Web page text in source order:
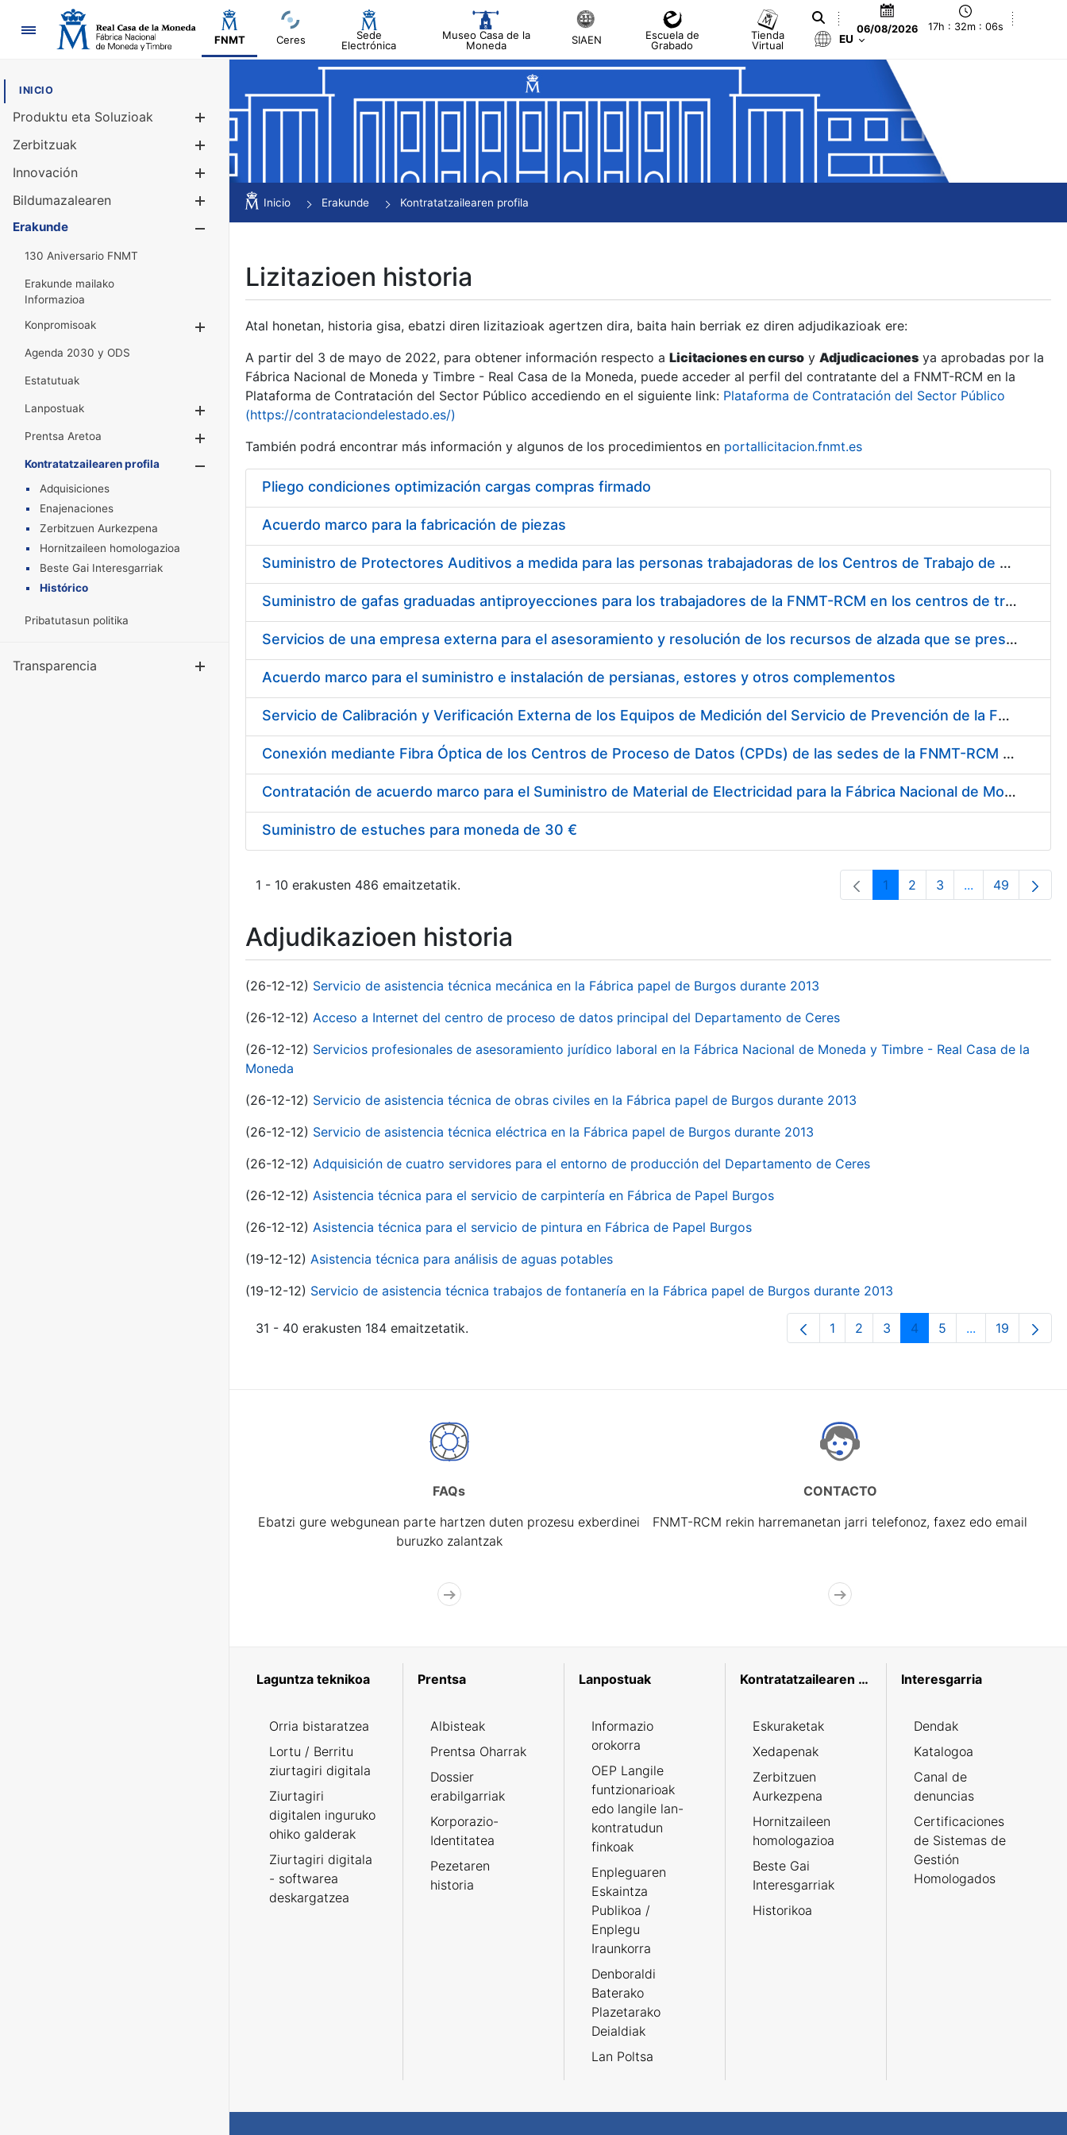
Nabigazioa
FNMT Ceres
Sede
Electrónica
Museo Casa de la
Moneda
SIAEN
Escuela de
Grabado
Tienda
Virtual
06/08/2026 17h : 32m : 07s
EU
INICIO
Produktu eta Soluzioak
Erakutsi/Ezkutatu
Zerbitzuak
Innovación
Bildumazalearen
Erakutsi/Ezkutatu
Erakunde
130 Aniversario FNMT
Erakunde mailako
Informazioa
Konpromisoak
Erakutsi/Ezkutatu
Agenda 2030 y ODS
Estatutuak
Lanpostuak
Erakutsi/Ezkutatu
Prentsa Aretoa
Erakutsi/Ezkutatu
Kontratatzailearen profila
Erakutsi/Ezkutatu
Adquisiciones
Enajenaciones
Zerbitzuen Aurkezpena
Hornitzaileen homologazioa
Beste Gai Interesgarriak
Histórico
Pribatutasun politika
Transparencia Erakutsi/Ezkutatu
Inicio Erakunde Kontratatzailearen profila
Lizitazioen historia
Atal honetan, historia gisa, ebatzi diren lizitazioak agertzen dira, baita hain berriak ez diren adjudikazioak ere:
A partir del 3 de mayo de 2022, para obtener información respecto a Licitaciones en curso y Adjudicaciones ya aprobadas por la
Fábrica Nacional de Moneda y Timbre - Real Casa de la Moneda, puede acceder al perfil del contratante del a FNMT-RCM en la
Plataforma de Contratación del Sector Público accediendo en el siguiente link: Plataforma de Contratación del Sector Público
(https://contrataciondelestado.es/)
También podrá encontrar más información y algunos de los procedimientos en portallicitacion.fnmt.es
Pliego condiciones optimización cargas compras firmado
Acuerdo marco para la fabricación de piezas
Suministro de Protectores Auditivos a medida para las personas trabajadoras de los Centros de Trabajo de Madrid y Burgos
Suministro de gafas graduadas antiproyecciones para los trabajadores de la FNMT-RCM en los centros de trabajo de Madrid y Burgos
Servicios de una empresa externa para el asesoramiento y resolución de los recursos de alzada que se presentan relacionados con procesos de selección para la FNMT-RCM
Acuerdo marco para el suministro e instalación de persianas, estores y otros complementos
Servicio de Calibración y Verificación Externa de los Equipos de Medición del Servicio de Prevención de la FNMT-RCM
Conexión mediante Fibra Óptica de los Centros de Proceso de Datos (CPDs) de las sedes de la FNMT-RCM de Burgos y Madrid
Contratación de acuerdo marco para el Suministro de Material de Electricidad para la Fábrica Nacional de Moneda y Timbre-Real Casa de la Moneda en su centro de trabajo de Burgos
Suministro de estuches para moneda de 30 €
1 - 10 erakusten 486 emaitzetatik. Orrialdea
1 Orrialdea
2 Orrialdea
3 ...Intermediate
Orrialdea
49
Adjudikazioen historia
(26-12-12) Servicio de asistencia técnica mecánica en la Fábrica papel de Burgos durante 2013
(26-12-12) Acceso a Internet del centro de proceso de datos principal del Departamento de Ceres
(26-12-12) Servicios profesionales de asesoramiento jurídico laboral en la Fábrica Nacional de Moneda y Timbre - Real Casa de la
Moneda
(26-12-12) Servicio de asistencia técnica de obras civiles en la Fábrica papel de Burgos durante 2013
(26-12-12) Servicio de asistencia técnica eléctrica en la Fábrica papel de Burgos durante 2013
(26-12-12) Adquisición de cuatro servidores para el entorno de producción del Departamento de Ceres
(26-12-12) Asistencia técnica para el servicio de carpintería en Fábrica de Papel Burgos
(26-12-12) Asistencia técnica para el servicio de pintura en Fábrica de Papel Burgos
(19-12-12) Asistencia técnica para análisis de aguas potables
(19-12-12) Servicio de asistencia técnica trabajos de fontanería en la Fábrica papel de Burgos durante 2013
31 - 40 erakusten 184 emaitzetatik. Orrialdea
1 Orrialdea
2 Orrialdea
3 Orrialdea
4 Orrialdea
5 ...Intermediate
Orrialdea
19
FAQs
Ebatzi gure webgunean parte hartzen duten prozesu exberdinei
buruzko zalantzak
CONTACTO
FNMT-RCM rekin harremanetan jarri telefonoz, faxez edo email
Laguntza teknikoa
Orria bistaratzea
Lortu / Berritu
ziurtagiri digitala
Ziurtagiri
digitalen inguruko
ohiko galderak
Ziurtagiri digitala
- softwarea
deskargatzea
Prentsa
Albisteak
Prentsa Oharrak
Dossier
erabilgarriak
Korporazio-
Identitatea
Pezetaren
historia
Lanpostuak
Informazio
orokorra
OEP Langile
funtzionarioak
edo langile lan-
kontratudun
finkoak
Enpleguaren
Eskaintza
Publikoa /
Enplegu
Iraunkorra
Denboraldi
Baterako
Plazetarako
Deialdiak
Lan Poltsa
Kontratatzailearen profila
Eskuraketak
Xedapenak
Zerbitzuen
Aurkezpena
Hornitzaileen
homologazioa
Beste Gai
Interesgarriak
Historikoa
Interesgarria
Dendak
Katalogoa
Canal de
denuncias
Certificaciones
de Sistemas de
Gestión
Homologados